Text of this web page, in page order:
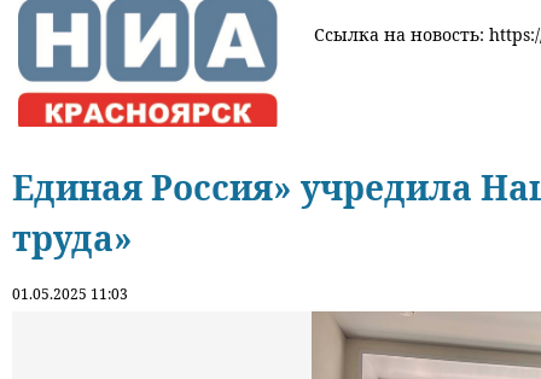
Ссылка на новость:
Единая Россия» учредила
труда»
01.05.2025 11:03